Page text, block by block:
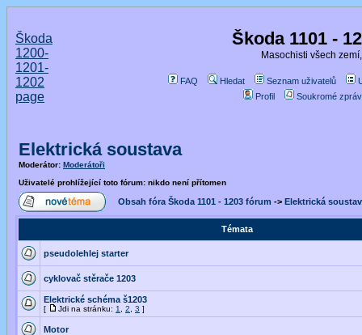
Škoda
1200-
1201-
1202
page
Škoda 1101 -
Masochisti všech
FAQ Hledat Seznam uživatelů
Profil
Soukromé
Elektrická soustava
Moderátor: Moderátoři
Uživatelé prohlížející toto fórum: nikdo není přítomen
Obsah fóra Škoda 1101 - 1203 fórum -> Elektrická
Témata
pseudolehlej starter
cyklovač stěrače 1203
Elektrické schéma š1203
[ Jdi na stránku: 1 2 3 ]
Motor